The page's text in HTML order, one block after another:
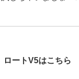
ートV5はこちら